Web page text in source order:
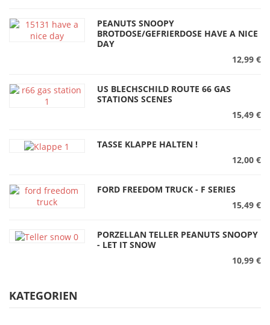
PEANUTS SNOOPY
BROTDOSE/GEFRIERDOSE HAVE A NICE
DAY
12,99 €
US BLECHSCHILD ROUTE 66 GAS
STATIONS SCENES
15,49 €
TASSE KLAPPE HALTEN !
12,00 €
FORD FREEDOM TRUCK - F SERIES
15,49 €
PORZELLAN TELLER PEANUTS SNOOPY
- LET IT SNOW
10,99 €
KATEGORIEN